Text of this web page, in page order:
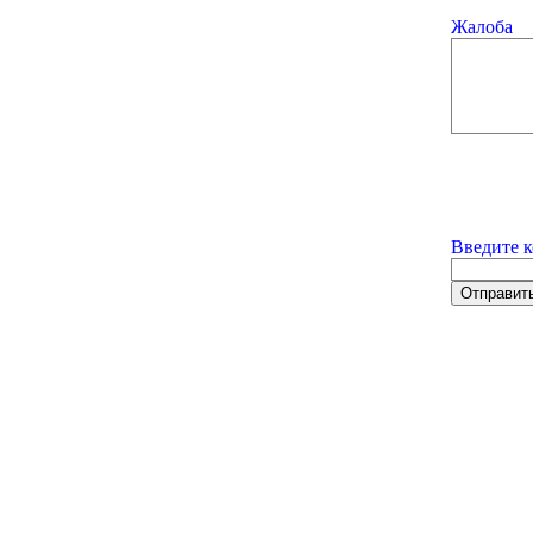
Жалоба
Введите